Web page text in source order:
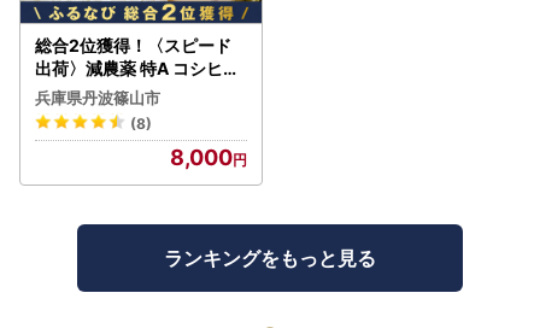
総合2位獲得！〈スピード
出荷〉減農薬 特A コシヒカ
リ 5kg 丹波篠山産 特別栽培
米 こしひかり
兵庫県丹波篠山市
(8)
8,000
ランキングをもっと見る